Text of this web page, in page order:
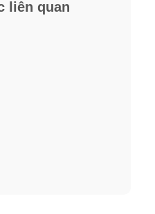
liên quan